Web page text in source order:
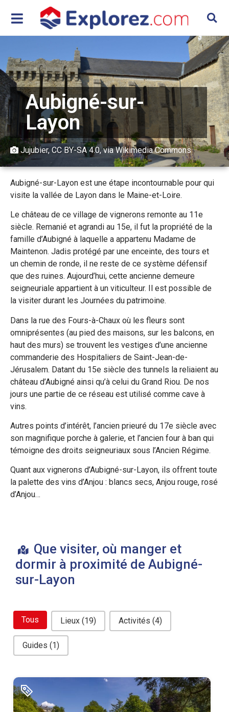
Aubigné-sur-
Layon
Jujubier, CC BY-SA 4.0, via Wikimedia Commons
Aubigné-sur-Layon est une étape incontournable pour qui
visite la vallée de Layon dans le Maine-et-Loire.
Le château de ce village de vignerons remonte au 11e
siècle. Remanié et agrandi au 15e, il fut la propriété de la
famille d’Aubigné à laquelle a appartenu Madame de
Maintenon. Jadis protégé par une enceinte, des tours et
un chemin de ronde, il ne reste de ce système défensif
que des ruines. Aujourd’hui, cette ancienne demeure
seigneuriale appartient à un viticulteur. Il est possible de
la visiter durant les Journées du patrimoine.
Dans la rue des Fours-à-Chaux où les fleurs sont
omniprésentes (au pied des maisons, sur les balcons, en
haut des murs) se trouvent les vestiges d’une ancienne
commanderie des Hospitaliers de Saint-Jean-de-
Jérusalem. Datant du 15e siècle des tunnels la reliaient au
château d’Aubigné ainsi qu’à celui du Grand Riou. De nos
jours une partie de ce réseau est utilisé comme cave à
vins.
Autres points d’intérêt, l’ancien prieuré du 17e siècle avec
son magnifique porche à galerie, et l’ancien four à ban qui
témoigne des droits seigneuriaux sous l’Ancien Régime.
Quant aux vignerons d’Aubigné-sur-Layon, ils offrent toute
la palette des vins d’Anjou : blancs secs, Anjou rouge, rosé
d’Anjou…
Que visiter, où manger et
dormir à proximité de Aubigné-
sur-Layon
bouton filtre related
Tous Lieux (19) Activités (4)
Guides (1)